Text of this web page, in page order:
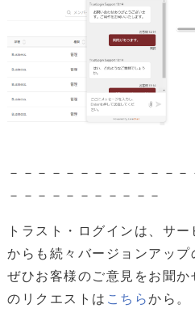
－－－－－－－－－－－－
－－－－－－－－－－－
トラスト・ログインは、サ
からも続々バージョンアップ
ぜひお客様のご意見をお聞
のリクエストは こちらから。